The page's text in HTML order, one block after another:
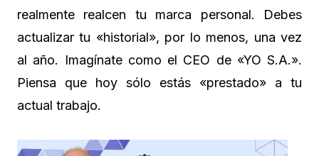
realmente realcen tu marca personal. Debes
actualizar tu «historial», por lo menos, una vez
al año. Imagínate como el CEO de «YO S.A.».
Piensa que hoy sólo estás «prestado» a tu
actual trabajo.